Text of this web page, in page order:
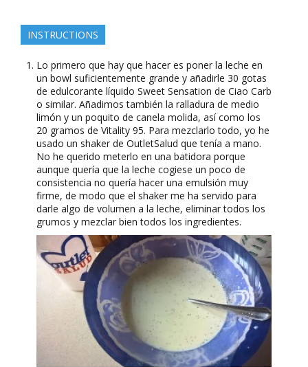
INSTRUCTIONS
Lo primero que hay que hacer es poner la leche en
un bowl suficientemente grande y añadirle 30 gotas
de edulcorante líquido Sweet Sensation de Ciao Carb
o similar. Añadimos también la ralladura de medio
limón y un poquito de canela molida, así como los
20 gramos de Vitality 95. Para mezclarlo todo, yo he
usado un shaker de OutletSalud que tenía a mano.
No he querido meterlo en una batidora porque
aunque quería que la leche cogiese un poco de
consistencia no quería hacer una emulsión muy
firme, de modo que el shaker me ha servido para
darle algo de volumen a la leche, eliminar todos los
grumos y mezclar bien todos los ingredientes.